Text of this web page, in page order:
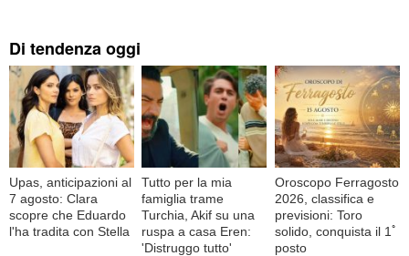
Di tendenza oggi
Upas, anticipazioni al
7 agosto: Clara
scopre che Eduardo
l'ha tradita con Stella
Tutto per la mia
famiglia trame
Turchia, Akif su una
ruspa a casa Eren:
'Distruggo tutto'
Oroscopo Ferragosto
2026, classifica e
previsioni: Toro
solido, conquista il 1ﾟ
posto